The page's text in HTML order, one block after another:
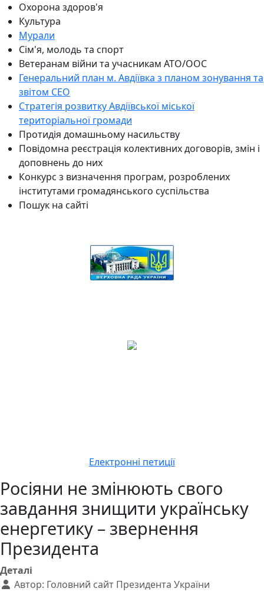
Охорона здоров'я
Культура
Мурали
Сім'я, молодь та спорт
Ветеранам війни та учасникам АТО/ООС
Генеральний план м. Авдіївка з планом зонування та
звітом СЕО
Стратегія розвитку Авдіївської міської
територіальної громади
Протидія домашньому насильству
Повідомна реєстрація колективних договорів, змін і
доповнень до них
Конкурс з визначення програм, розроблених
інститутами громадянського суспільства
Пошук на сайті
Електронні петиції
Росіяни не змінюють свого
завдання знищити українську
енергетику – звернення
Президента
Деталі
Автор: Головний сайт Президента України